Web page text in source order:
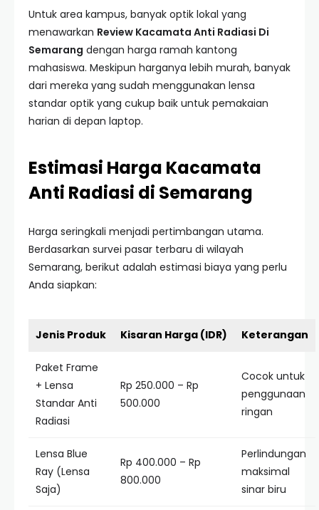
Untuk area kampus, banyak optik lokal yang
menawarkan Review Kacamata Anti Radiasi Di
Semarang dengan harga ramah kantong
mahasiswa. Meskipun harganya lebih murah, banyak
dari mereka yang sudah menggunakan lensa
standar optik yang cukup baik untuk pemakaian
harian di depan laptop.
Estimasi Harga Kacamata
Anti Radiasi di Semarang
Harga seringkali menjadi pertimbangan utama.
Berdasarkan survei pasar terbaru di wilayah
Semarang, berikut adalah estimasi biaya yang perlu
Anda siapkan:
Jenis Produk Kisaran Harga (IDR) Keterangan
Paket Frame
+ Lensa
Standar Anti
Radiasi
Rp 250.000 – Rp
500.000
Cocok untuk
penggunaan
ringan
Lensa Blue
Ray (Lensa
Saja)
Rp 400.000 – Rp
800.000
Perlindungan
maksimal
sinar biru